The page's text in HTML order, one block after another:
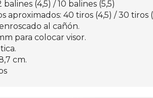
balines (4,5) / 10 balines (5,5)
aproximados: 40 tiros (4,5) / 30 tiros
al cañón.
para colocar visor.
cm.